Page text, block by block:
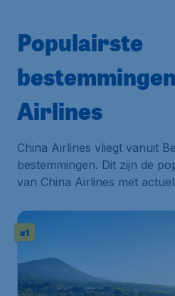
Populairste
Airlines
China Airlines vliegt vanuit
bestemmingen. Dit zijn de
van China Airlines met
#1